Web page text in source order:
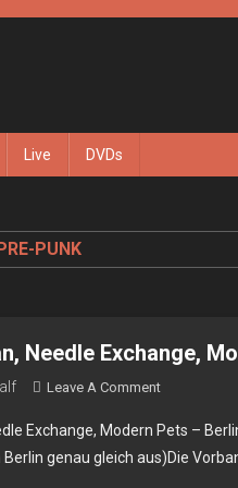
Live DVDs
PUNK
Needle Exchange,
Leave A CommentOn
Birdman,
Needle
Exchange, Modern Pets –
Berlin genau gleich aus)Die